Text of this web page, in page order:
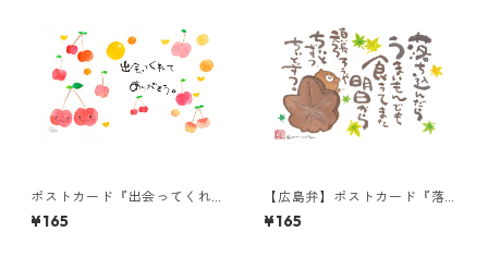
ポストカード『出会ってくれ
て ありがとう。』
¥165
【広島弁】ポストカード『落
ち込んだらうまいもんでも』
¥165